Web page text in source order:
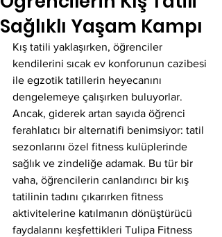
Sağlıklı Yaşam Kampı
Kış tatili yaklaşırken, öğrenciler
kendilerini sıcak ev konforunun cazibesi
ile egzotik tatillerin heyecanını
dengelemeye çalışırken buluyorlar.
Ancak, giderek artan sayıda öğrenci
ferahlatıcı bir alternatifi benimsiyor: tatil
sezonlarını özel fitness kulüplerinde
sağlık ve zindeliğe adamak. Bu tür bir
vaha, öğrencilerin canlandırıcı bir kış
tatilinin tadını çıkarırken fitness
aktivitelerine katılmanın dönüştürücü
faydalarını keşfettikleri Tulipa Fitness